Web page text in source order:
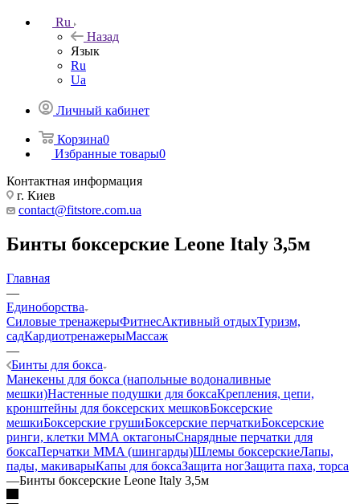
Ru
Назад
Язык
Ru
Ua
Личный кабинет
Корзина0
Избранные товары0
Контактная информация
г. Киев
contact@fitstore.com.ua
Бинты боксерские Leone Italy 3,5м
Главная
—
Единоборства
Силовые тренажерыФитнесАктивный отдыхТуризм,
садКардиотренажерыМассаж
—
Бинты для бокса
Манекены для бокса (напольные водоналивные
мешки)Настенные подушки для боксаКрепления, цепи,
кронштейны для боксерских мешковБоксерские
мешкиБоксерские грушиБоксерские перчаткиБоксерские
ринги, клетки ММА октагоныСнарядные перчатки для
боксаПерчатки MMA (шингарды)Шлемы боксерскиеЛапы,
пады, макиварыКапы для боксаЗащита ногЗащита паха, торса
—Бинты боксерские Leone Italy 3,5м